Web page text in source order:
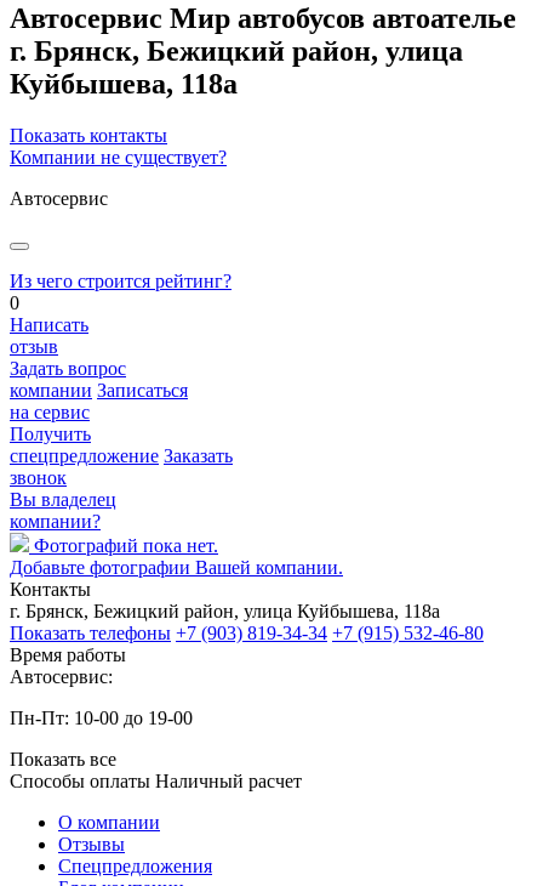
Автосервис Мир автобусов автоателье
г. Брянск, Бежицкий район, улица
Куйбышева, 118а
Показать контакты
Компании не существует?
Автосервис
Из чего строится рейтинг?
0
Написать
отзыв
Задать вопрос
компании Записаться
на сервис
Получить
спецпредложение Заказать
звонок
Вы владелец
компании?
Фотографий пока нет.
Добавьте фотографии Вашей компании.
Контакты
г. Брянск, Бежицкий район, улица Куйбышева, 118а
Показать телефоны +7 (903) 819-34-34 +7 (915) 532-46-80
Время работы
Автосервис:
Пн-Пт: 10-00 до 19-00
Показать все
Способы оплаты Наличный расчет
О компании
Отзывы
Спецпредложения